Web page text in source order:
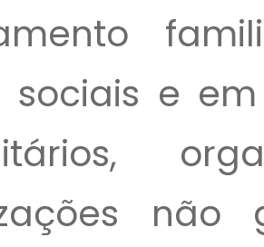
sociais e
não